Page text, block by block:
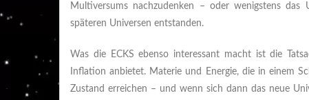
Multiversums nachzudenken – oder wenigstens das
späteren Universen entstanden.
Was die ECKS ebenso interessant macht ist die
Inflation anbietet. Materie und Energie, die in einem
Zustand erreichen – und wenn sich dann das neue